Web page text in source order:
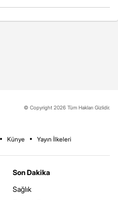
© Copyright 2026 Tüm Hakları Gizlidir.
Künye Yayın İlkeleri
Son Dakika
Sağlık